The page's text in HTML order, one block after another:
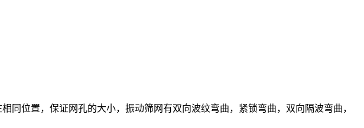
位置，保证网孔的大小，振动筛网有双向波纹弯曲，紧锁弯曲，双向隔波弯曲，